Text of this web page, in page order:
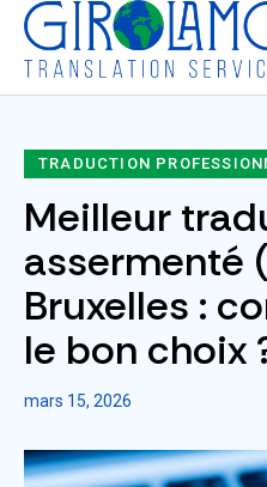
TRADUCTION
Meilleur
assermenté
Bruxelles :
le bon choix
mars 15, 2026